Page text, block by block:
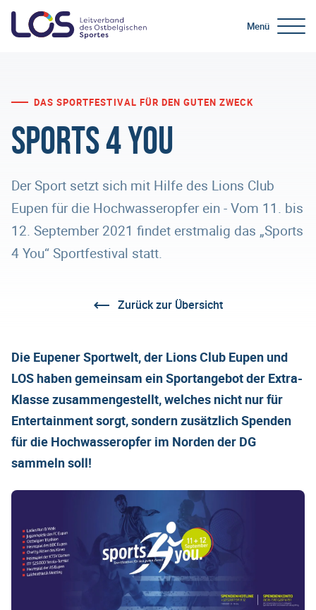
Menü
DAS SPORTFESTIVAL FÜR DEN GUTEN ZWECK
Sports 4 You
Der Sport setzt sich mit Hilfe des Lions Club
Eupen für die Hochwasseropfer ein - Vom 11. bis
12. September 2021 findet erstmalig das „Sports
4 You“ Sportfestival statt.
Zurück zur Übersicht
Die Eupener Sportwelt, der Lions Club Eupen und
LOS haben gemeinsam ein Sportangebot der Extra-
Klasse zusammengestellt, welches nicht nur für
Entertainment sorgt, sondern zusätzlich Spenden
für die Hochwasseropfer im Norden der DG
sammeln soll!